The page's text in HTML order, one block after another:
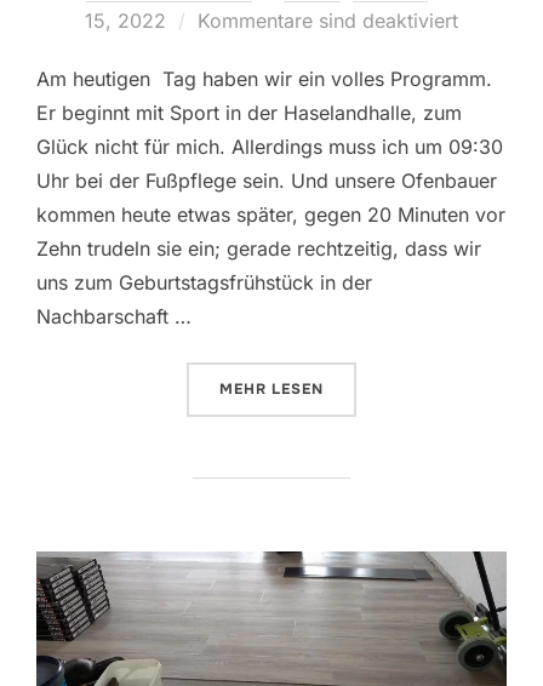
15, 2022
Kommentare sind deaktiviert
Am heutigen Tag haben wir ein volles Programm.
Er beginnt mit Sport in der Haselandhalle, zum
Glück nicht für mich. Allerdings muss ich um 09:30
Uhr bei der Fußpflege sein. Und unsere Ofenbauer
kommen heute etwas später, gegen 20 Minuten vor
Zehn trudeln sie ein; gerade rechtzeitig, dass wir
uns zum Geburtstagsfrühstück in der
Nachbarschaft …
MEHR ÜBER „AUF GUTEM WEG“
LESEN